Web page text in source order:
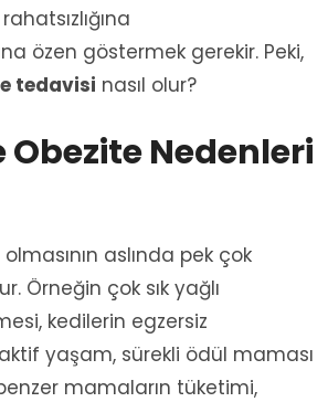
özen göstermek gerekir. Peki,
tedavisi nasıl olur?
Obezite Nedenleri
aslında pek çok
Örneğin çok sık yağlı
kedilerin egzersiz
yaşam, sürekli ödül maması
mamaların tüketimi,